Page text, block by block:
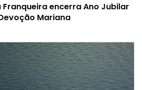
encerra Ano Jubilar
Mariana